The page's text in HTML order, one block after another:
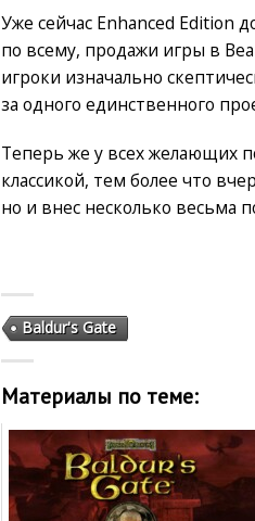
Уже сейчас Enhanced Edition
по всему, продажи игры в
игроки изначально
за одного единственного
Теперь же у всех желающих
классикой, тем более что
но и внес несколько весьма
Baldur's Gate
Материалы по теме: